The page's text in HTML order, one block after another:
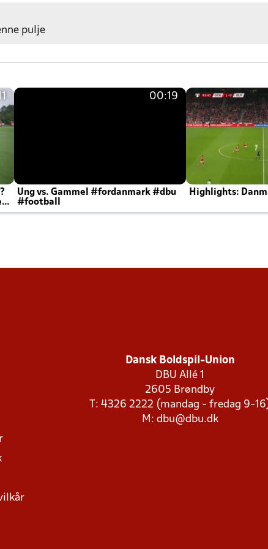
pulje
00:19
Ung vs. Gammel #fordanmark #dbu
#football
Highlights:
Dansk Boldspil-Union
DBU Allé 1
2605 Brøndby
T: 4326 2222 (mandag - fredag 9-
M: dbu@dbu.dk